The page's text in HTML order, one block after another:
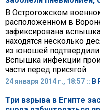
В Острогожском
расположенном в
зафиксирована
находятся несколько
из юношей
Вспышка инфекции
части перед присягой.
24 января 2014 г., 18:57 :: В
Три взрыва в Египте